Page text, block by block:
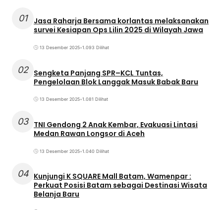
01
Jasa Raharja Bersama korlantas melaksanakan
survei Kesiapan Ops Lilin 2025 di Wilayah Jawa
13 Desember 2025•1.093 Dilihat
02 Sengketa Panjang SPR–KCL Tuntas,
Pengelolaan Blok Langgak Masuk Babak Baru
13 Desember 2025•1.081 Dilihat
03 TNI Gendong 2 Anak Kembar, Evakuasi Lintasi
Medan Rawan Longsor di Aceh
13 Desember 2025•1.040 Dilihat
04 Kunjungi K SQUARE Mall Batam, Wamenpar :
Perkuat Posisi Batam sebagai Destinasi Wisata
Belanja Baru